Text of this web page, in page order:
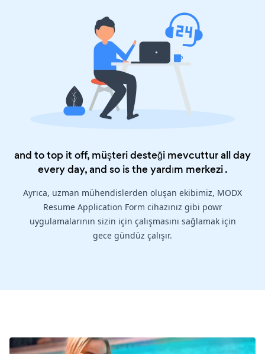
and to top it off, müşteri desteği mevcuttur all day
every day, and so is theyardım merkezi.
Ayrıca, uzman mühendislerden oluşan ekibimiz, MODX
Resume Application Form cihazınız gibi powr
uygulamalarının sizin için çalışmasını sağlamak için
gece gündüz çalışır.